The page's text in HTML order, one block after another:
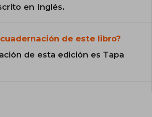
en Inglés.
de este libro?
de esta edición es Tapa